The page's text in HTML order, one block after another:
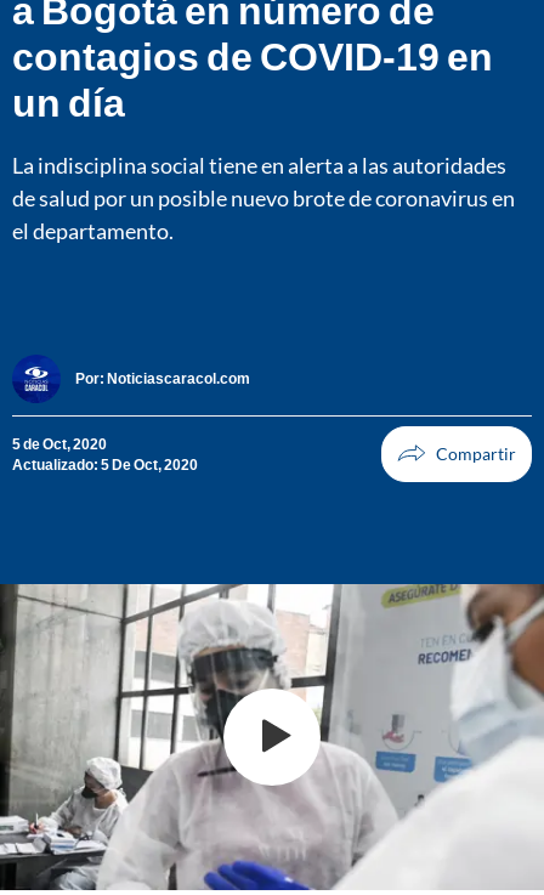
contagios de COVID-19 en
un día
La indisciplina social tiene en alerta a las autoridades
de salud por un posible nuevo brote de coronavirus en
el departamento.
Por: Noticiascaracol.com
5 de Oct, 2020
Actualizado: 5 De Oct, 2020